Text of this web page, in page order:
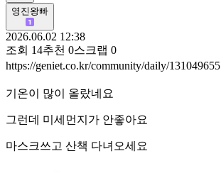
영진왕빠
2026.06.02 12:38
조회 14추천 0스크랩 0
https://geniet.co.kr/community/daily/131049655
기온이 많이 올랐네요
그런데 미세먼지가 안좋아요
마스크쓰고 산책 다녀오세요